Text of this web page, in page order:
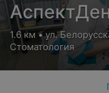
1.6 км • ул.
Стоматология